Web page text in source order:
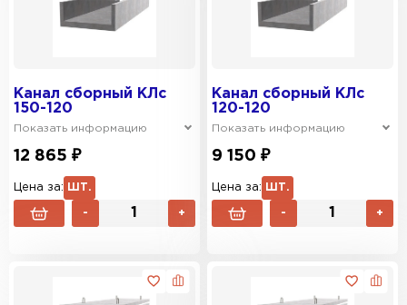
Канал сборный КЛс
150-120
Показать информацию
12 865 ₽
Цена за: ШТ.
- +
Канал сборный КЛс
120-120
Показать информацию
9 150 ₽
Цена за: ШТ.
- +